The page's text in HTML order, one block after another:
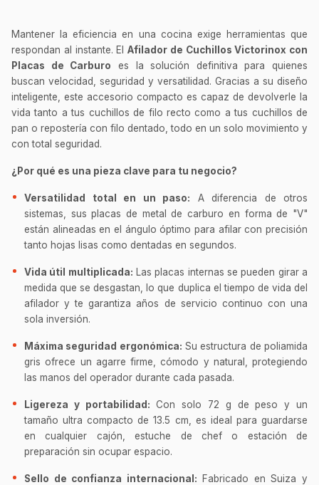
Mantener la eficiencia en una cocina exige herramientas que
respondan al instante. El Afilador de Cuchillos Victorinox con
Placas de Carburo es la solución definitiva para quienes
buscan velocidad, seguridad y versatilidad. Gracias a su diseño
inteligente, este accesorio compacto es capaz de devolverle la
vida tanto a tus cuchillos de filo recto como a tus cuchillos de
pan o repostería con filo dentado, todo en un solo movimiento y
con total seguridad.
¿Por qué es una pieza clave para tu negocio?
Versatilidad total en un paso: A diferencia de otros
sistemas, sus placas de metal de carburo en forma de "V"
están alineadas en el ángulo óptimo para afilar con precisión
tanto hojas lisas como dentadas en segundos.
Vida útil multiplicada: Las placas internas se pueden girar a
medida que se desgastan, lo que duplica el tiempo de vida del
afilador y te garantiza años de servicio continuo con una
sola inversión.
Máxima seguridad ergonómica: Su estructura de poliamida
gris ofrece un agarre firme, cómodo y natural, protegiendo
las manos del operador durante cada pasada.
Ligereza y portabilidad: Con solo 72 g de peso y un
tamaño ultra compacto de 13.5 cm, es ideal para guardarse
en cualquier cajón, estuche de chef o estación de
preparación sin ocupar espacio.
Sello de confianza internacional: Fabricado en Suiza y